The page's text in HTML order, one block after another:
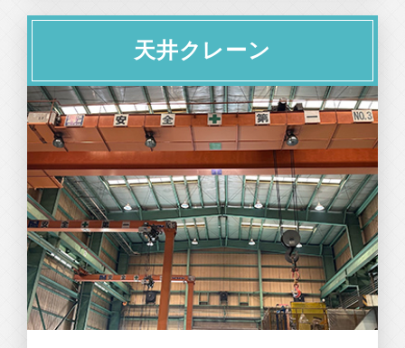
天井クレーン